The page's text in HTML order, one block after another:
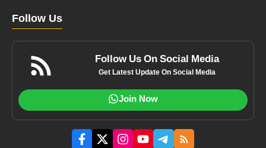
Follow Us
Follow Us On Social Media
Get Latest Update On Social Media
Join Now